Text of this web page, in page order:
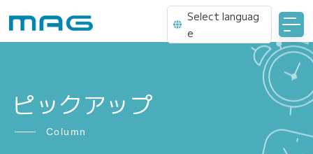
Select languag
e
ピックアップ
Column